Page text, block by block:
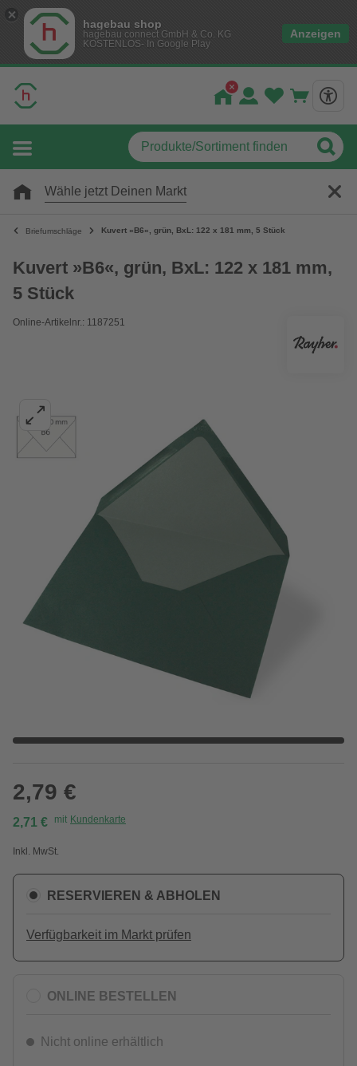
hagebau shop
hagebau connect GmbH & Co. KG
KOSTENLOS- In Google Play
Anzeigen
Wähle jetzt Deinen Markt
Briefumschläge Kuvert »B6«, grün, BxL: 122 x 181 mm, 5 Stück
Kuvert »B6«, grün, BxL: 122 x 181 mm,
5 Stück
Online-Artikelnr.: 1187251
2,79 €
2,71 € mit Kundenkarte
Inkl. MwSt.
RESERVIEREN & ABHOLEN
Verfügbarkeit im Markt prüfen
ONLINE BESTELLEN
Nicht online erhältlich